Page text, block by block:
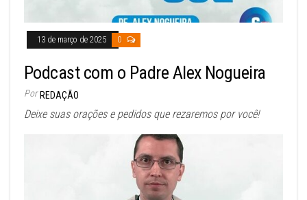
13 de março de 2025 0
Podcast com o Padre Alex Nogueira
Por REDAÇÃO
Deixe suas orações e pedidos que rezaremos por você!